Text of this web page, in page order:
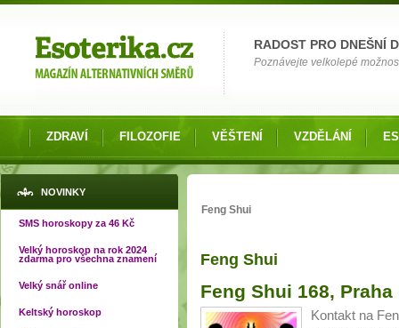
RADOST PRO DNEŠNÍ
Poznávejte velkolepé
ZDRAVÍ FILOZOFIE VĚŠTENÍ VZDĚLÁNÍ
NOVINKY
SMS horoskopy za 46 Kč
Velký horoskop na rok 2024
zdarma pro všechna znamení
Velký snář online
Keltský horoskop
Feng Shui
Feng Shui
Feng Shui 168, Praha
Kontakt na